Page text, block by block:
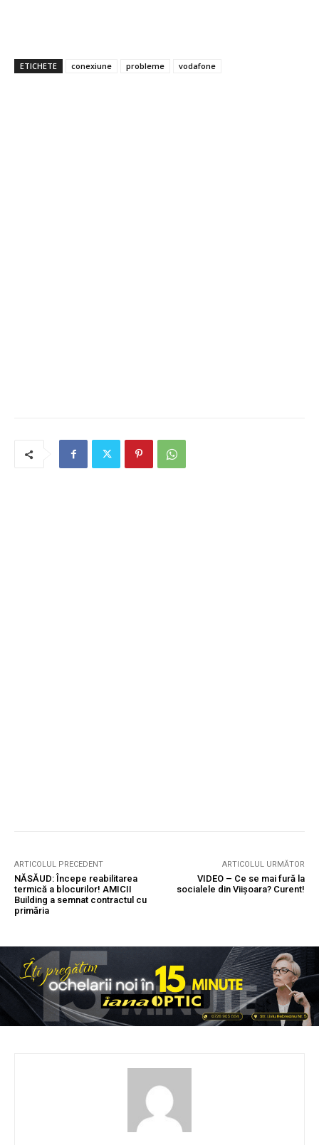
ETICHETE conexiune probleme vodafone
ARTICOLUL PRECEDENT
NĂSĂUD: Începe reabilitarea
termică a blocurilor! AMICII
Building a semnat contractul cu
primăria
ARTICOLUL URMĂTOR
VIDEO – Ce se mai fură la
socialele din Viișoara? Curent!